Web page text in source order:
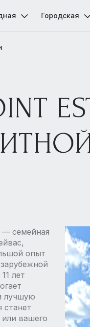
Городская
— семейная
опыт
лет
лучшую
станет
вашего